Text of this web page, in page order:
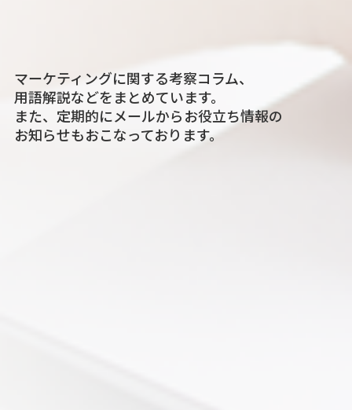
マーケティングに関する考察コラム、
用語解説などをまとめています。
また、定期的にメールからお役立ち情報の
お知らせもおこなっております。